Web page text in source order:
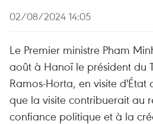
02/08/2024 14:05
Le Premier ministre Pham
août à Hanoï le président du
Ramos-Horta, en visite d'État
que la visite contribuerait au
confiance politique et à la